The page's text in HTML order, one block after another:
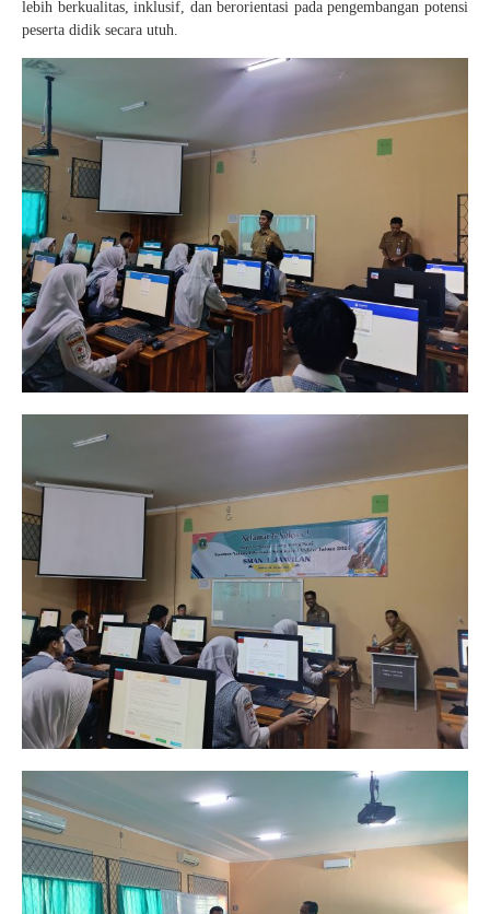
lebih berkualitas, inklusif, dan berorientasi pada pengembangan potensi
peserta didik secara utuh.